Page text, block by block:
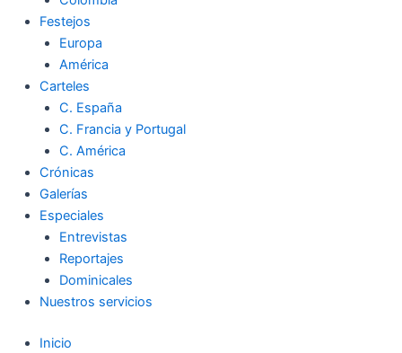
Festejos
Europa
América
Carteles
C. España
C. Francia y Portugal
C. América
Crónicas
Galerías
Especiales
Entrevistas
Reportajes
Dominicales
Nuestros servicios
Inicio